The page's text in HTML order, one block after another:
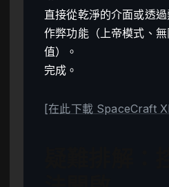
直接從乾淨的介面或透
作弊功能（上帝模式、
值）。
完成。
[在此下載 SpaceCraft